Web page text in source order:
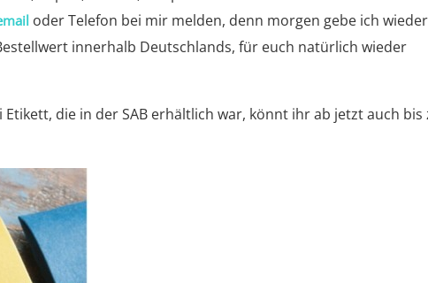
oder Telefon bei mir melden, denn morgen gebe ich
innerhalb Deutschlands, für euch natürlich wieder
Etikett, die in der SAB erhältlich war, könnt ihr ab jetzt auch bis